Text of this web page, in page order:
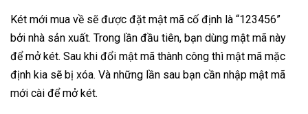
Két mới mua về sẽ được đặt mật mã cố định là “123456”
bởi nhà sản xuất. Trong lần đầu tiên, bạn dùng mật mã này
để mở két. Sau khi đổi mật mã thành công thì mật mã mặc
định kia sẽ bị xóa. Và những lần sau bạn cần nhập mật mã
mới cài để mở két.